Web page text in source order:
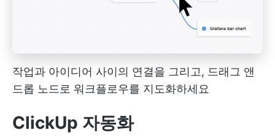
작업과 아이디어 사이의 연결을 그리고, 드래그 앤
드롭 노드로 워크플로우를 지도화하세요
ClickUp 자동화